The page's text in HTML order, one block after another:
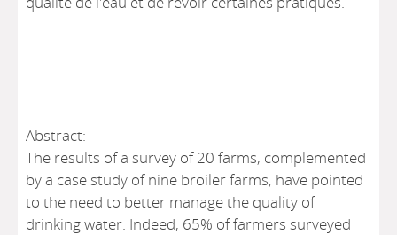
Abstract:
The results of a survey of 20 farms, complemented
by a case study of nine broiler farms, have pointed
to the need to better manage the quality of
drinking water. Indeed, 65% of farmers surveyed